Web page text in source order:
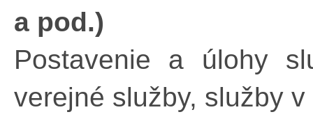
a pod.)
Postavenie a úlohy
verejné služby, služby